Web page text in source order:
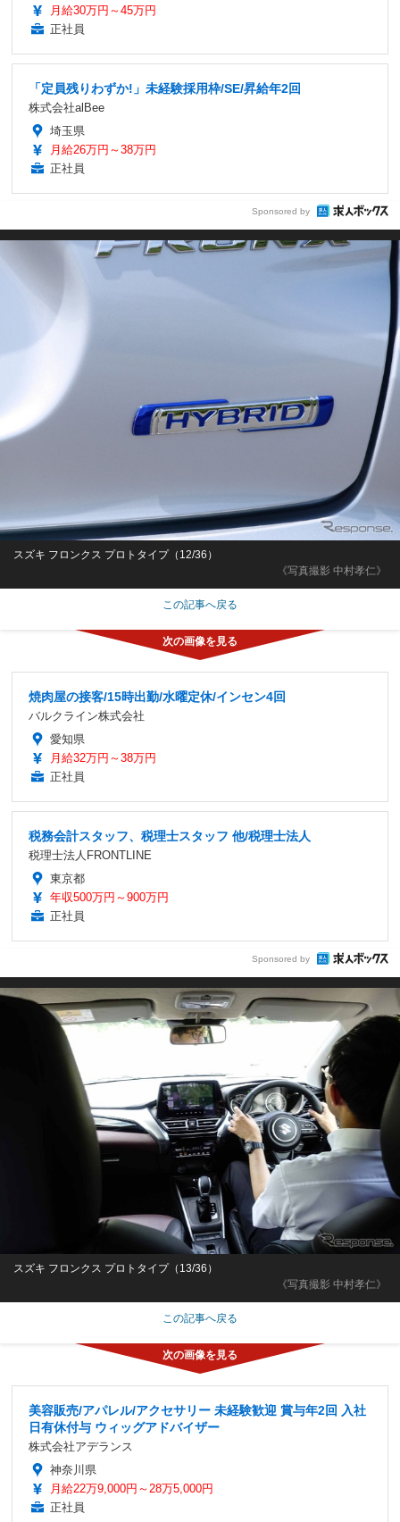
月給30万円～45万円
正社員
「定員残りわずか!」未経験採用枠/SE/昇給年2回
株式会社alBee
埼玉県
月給26万円～38万円
正社員
Sponsored by
《写真撮影 中村孝仁》
スズキ フロンクス プロトタイプ（12/36）
この記事へ戻る
焼肉屋の接客/15時出勤/水曜定休/インセン4回
バルクライン株式会社
愛知県
月給32万円～38万円
正社員
税務会計スタッフ、税理士スタッフ 他/税理士法人
税理士法人FRONTLINE
東京都
年収500万円～900万円
正社員
Sponsored by
《写真撮影 中村孝仁》
スズキ フロンクス プロトタイプ（13/36）
この記事へ戻る
美容販売/アパレル/アクセサリー 未経験歓迎 賞与年2回 入社
日有休付与 ウィッグアドバイザー
株式会社アデランス
神奈川県
月給22万9,000円～28万5,000円
正社員